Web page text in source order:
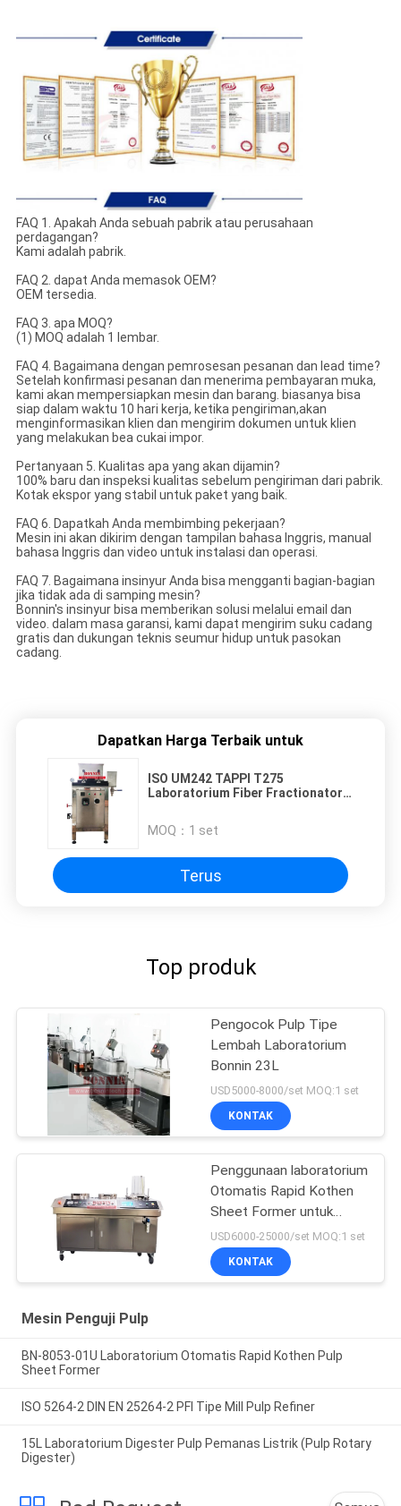
FAQ 1. Apakah Anda sebuah pabrik atau perusahaan
perdagangan?
Kami adalah pabrik.
FAQ 2. dapat Anda memasok OEM?
OEM tersedia.
FAQ 3. apa MOQ?
(1) MOQ adalah 1 lembar.
FAQ 4. Bagaimana dengan pemrosesan pesanan dan lead time?
Setelah konfirmasi pesanan dan menerima pembayaran muka,
kami akan mempersiapkan mesin dan barang. biasanya bisa
siap dalam waktu 10 hari kerja, ketika pengiriman,akan
menginformasikan klien dan mengirim dokumen untuk klien
yang melakukan bea cukai impor.
Pertanyaan 5. Kualitas apa yang akan dijamin?
100% baru dan inspeksi kualitas sebelum pengiriman dari pabrik.
Kotak ekspor yang stabil untuk paket yang baik.
FAQ 6. Dapatkah Anda membimbing pekerjaan?
Mesin ini akan dikirim dengan tampilan bahasa Inggris, manual
bahasa Inggris dan video untuk instalasi dan operasi.
FAQ 7. Bagaimana insinyur Anda bisa mengganti bagian-bagian
jika tidak ada di samping mesin?
Bonnin's insinyur bisa memberikan solusi melalui email dan
video. dalam masa garansi, kami dapat mengirim suku cadang
gratis dan dukungan teknis seumur hidup untuk pasokan
cadang.
Dapatkan Harga Terbaik untuk
ISO UM242 TAPPI T275
Laboratorium Fiber Fractionator
MOQ： 1 set
Terus
Top produk
Pengocok Pulp Tipe
Lembah Laboratorium
Bonnin 23L
USD5000-8000/set MOQ:1 set
KONTAK
Penggunaan laboratorium
Otomatis Rapid Kothen
Sheet Former untuk
kertas pulp
USD6000-25000/set MOQ:1 set
KONTAK
Mesin Penguji Pulp
BN-8053-01U Laboratorium Otomatis Rapid Kothen Pulp
Sheet Former
ISO 5264-2 DIN EN 25264-2 PFI Tipe Mill Pulp Refiner
15L Laboratorium Digester Pulp Pemanas Listrik (Pulp Rotary
Digester)